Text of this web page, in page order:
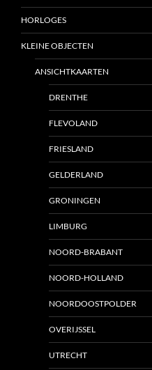
HORLOGES
KLEINE OBJECTEN
ANSICHTKAARTEN
DRENTHE
FLEVOLAND
FRIESLAND
GELDERLAND
GRONINGEN
LIMBURG
NOORD-BRABANT
NOORD-HOLLAND
NOORDOOSTPOLDER
OVERIJSSEL
UTRECHT